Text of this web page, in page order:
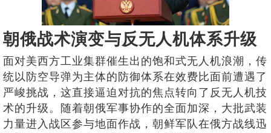
朝俄战术演变与反无人机体系升级
面对美西方工业集群催生出的饱和式无人机浪潮，传
统以防空导弹为主体的防御体系在效费比面前遭遇了
严峻挑战，这直接逼迫对抗的焦点转向了反无人机技
术的升级。随着朝俄军事协作的全面加深，大批武装
力量进入战区参与地面作战，朝鲜军队在俄方战线迅